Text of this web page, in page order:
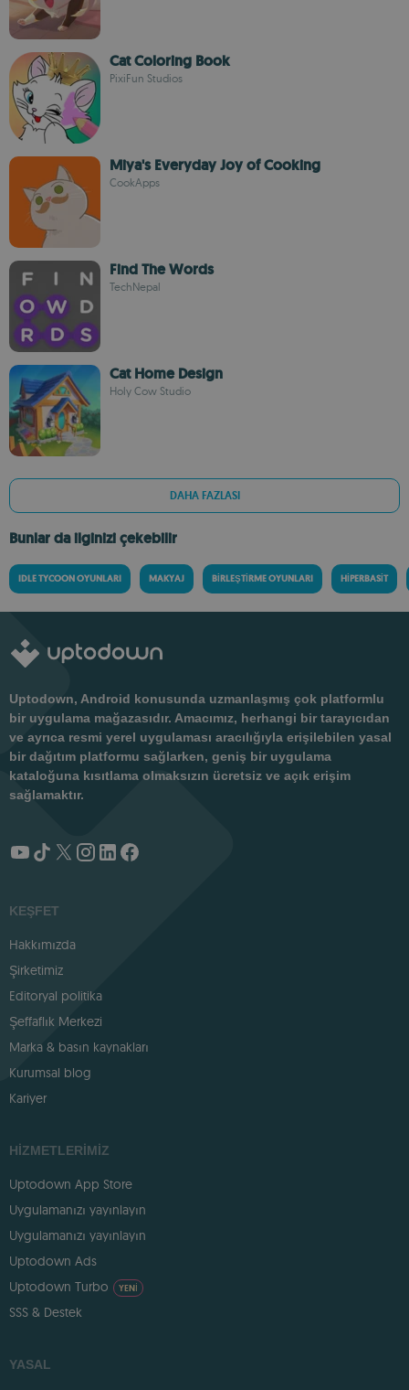
Cat Coloring Book
PixiFun Studios
Miya's Everyday Joy of Cooking
CookApps
Find The Words
TechNepal
Cat Home Design
Holy Cow Studio
DAHA FAZLASI
Bunlar da ilginizi çekebilir
IDLE TYCOON OYUNLARI MAKYAJ BIRLEŞTIRME OYUNLARI HIPERBASIT
Uptodown, Android konusunda uzmanlaşmış çok platformlu
bir uygulama mağazasıdır. Amacımız, herhangi bir tarayıcıdan
ve ayrıca resmi yerel uygulaması aracılığıyla erişilebilen yasal
bir dağıtım platformu sağlarken, geniş bir uygulama
kataloğuna kısıtlama olmaksızın ücretsiz ve açık erişim
sağlamaktır.
KEŞFET
Hakkımızda
Şirketimiz
Editoryal politika
Şeffaflık Merkezi
Marka & basın kaynakları
Kurumsal blog
Kariyer
HIZMETLERIMIZ
Uptodown App Store
Uygulamanızı yayınlayın
Uygulamanızı yayınlayın
Uptodown Ads
Uptodown Turbo
YENI
SSS & Destek
YASAL